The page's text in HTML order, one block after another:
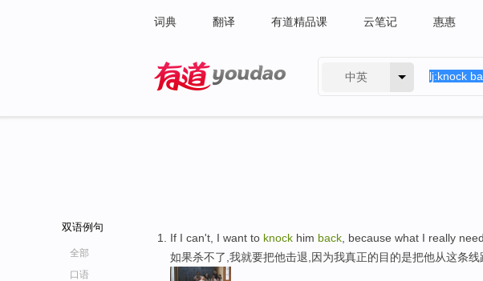
词典 翻译 有道精品课 云笔记 惠惠
中英
双语例句
全部
口语
If I can't, I want to knock him back , because what I really
如果杀不了,我就要把他击退,因为我真正的目的是把他从这条线